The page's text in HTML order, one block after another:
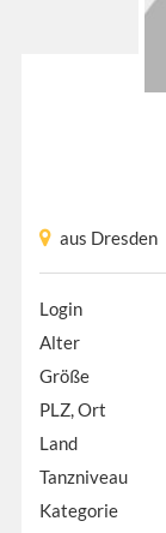
aus Dresden
Login
Alter
Größe
PLZ, Ort
Land
Tanzniveau
Kategorie